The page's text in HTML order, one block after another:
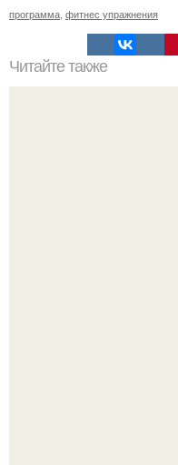
программа фитнес упражнения
Читайте также